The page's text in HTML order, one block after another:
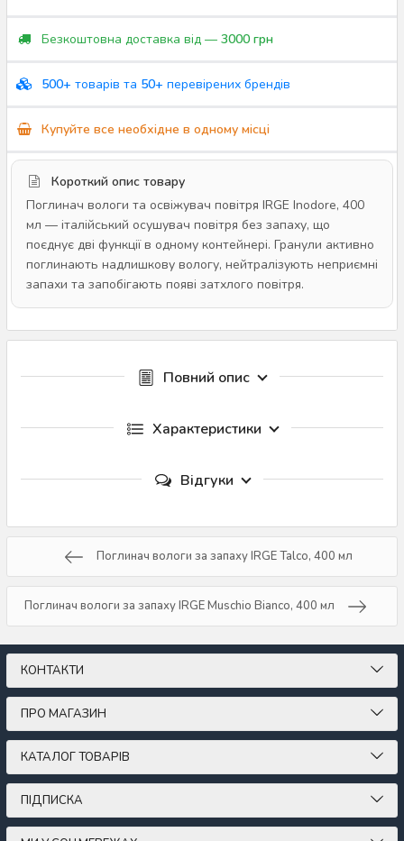
Безкоштовна доставка від — 3000 грн
500+ товарів та 50+ перевірених брендів
Купуйте все необхідне в одному місці
Короткий опис товару
Поглинач вологи та освіжувач повітря IRGE Inodore, 400
мл — італійський осушувач повітря без запаху, що
поєднує дві функції в одному контейнері. Гранули активно
поглинають надлишкову вологу, нейтралізують неприємні
запахи та запобігають появі затхлого повітря.
Повний опис
Характеристики
Відгуки
Поглинач вологи за запаху IRGE Talco, 400 мл
Поглинач вологи за запаху IRGE Muschio Bianco, 400 мл
КОНТАКТИ
ПРО МАГАЗИН
КАТАЛОГ ТОВАРІВ
ПІДПИСКА